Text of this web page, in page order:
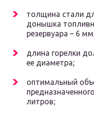
толщина стали
донышка
резервуара – 6
длина горелки
ее диаметра;
оптимальный
литров;